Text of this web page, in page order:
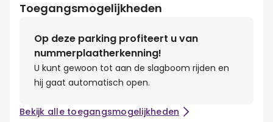
Toegangsmogelijkheden
Op deze parking profiteert u van
nummerplaatherkenning!
U kunt gewoon tot aan de slagboom rijden en
hij gaat automatisch open.
Bekijk alle toegangsmogelijkheden